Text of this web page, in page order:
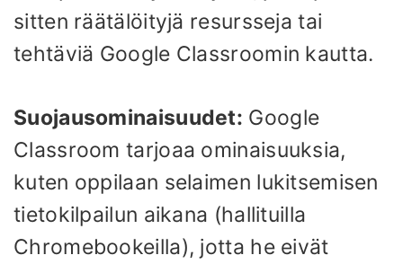
sitten räätälöityjä resursseja tai
tehtäviä Google Classroomin kautta.
Suojausominaisuudet: Google
Classroom tarjoaa ominaisuuksia,
kuten oppilaan selaimen lukitsemisen
tietokilpailun aikana (hallituilla
Chromebookeilla), jotta he eivät